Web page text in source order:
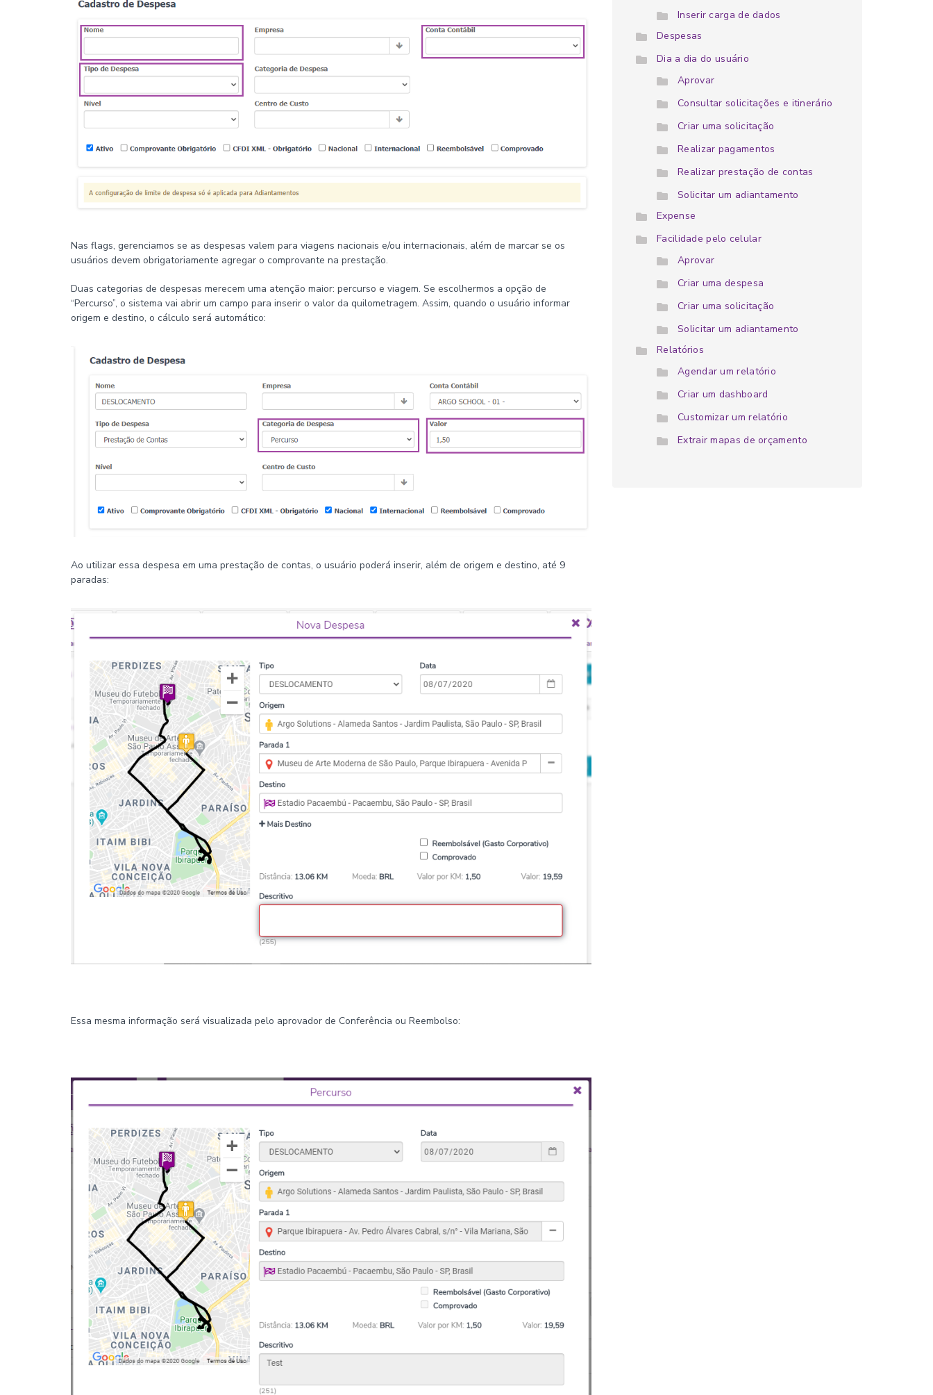
Nas flags, gerenciamos se as despesas valem para viagens nacionais e/ou internacionais, além de marcar se os
usuários devem obrigatoriamente agregar o comprovante na prestação.
Duas categorias de despesas merecem uma atenção maior: percurso e viagem. Se escolhermos a opção de
“Percurso”, o sistema vai abrir um campo para inserir o valor da quilometragem. Assim, quando o usuário informar
origem e destino, o cálculo será automático:
Ao utilizar essa despesa em uma prestação de contas, o usuário poderá inserir, além de origem e destino, até 9
paradas:
Essa mesma informação será visualizada pelo aprovador de Conferência ou Reembolso:
Inserir carga de dados
Despesas
Dia a dia do usuário
Aprovar
Consultar solicitações e itinerário
Criar uma solicitação
Realizar pagamentos
Realizar prestação de contas
Solicitar um adiantamento
Expense
Facilidade pelo celular
Aprovar
Criar uma despesa
Criar uma solicitação
Solicitar um adiantamento
Relatórios
Agendar um relatório
Criar um dashboard
Customizar um relatório
Extrair mapas de orçamento